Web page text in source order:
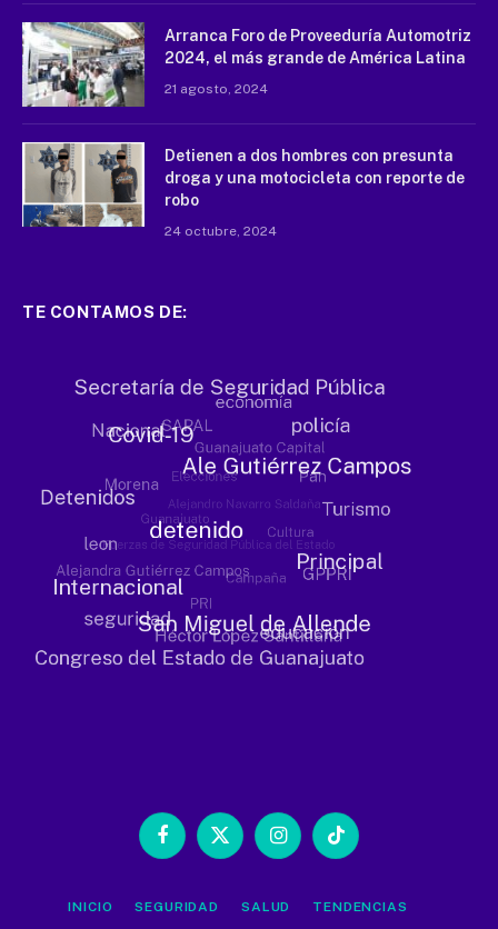
Arranca Foro de Proveeduría Automotriz
2024, el más grande de América Latina
21 agosto, 2024
Detienen a dos hombres con presunta
droga y una motocicleta con reporte de
robo
24 octubre, 2024
TE CONTAMOS DE:
Facebook
X
InstagramTikTok
INICIO SEGURIDAD SALUD TENDENCIAS